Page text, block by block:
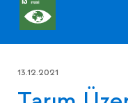
13.12.2021